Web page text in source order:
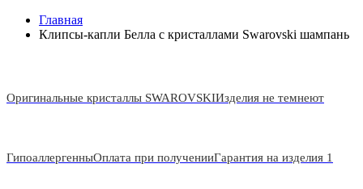
Главная
Клипсы-капли Белла с кристаллами Swarovski шампань
Оригинальные кристаллы SWAROVSKIИзделия не темнеют
ГипоаллергенныОплата при полученииГарантия на изделия 1